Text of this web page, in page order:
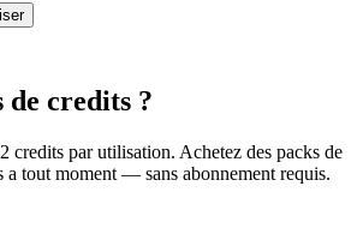
de credits ?
credits par utilisation. Achetez des packs de
a tout moment — sans abonnement requis.